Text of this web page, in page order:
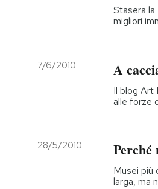
Stasera
migliori
7/6/2010 A
Il blog Art
alle forze
28/5/2010
Musei più
larga, ma